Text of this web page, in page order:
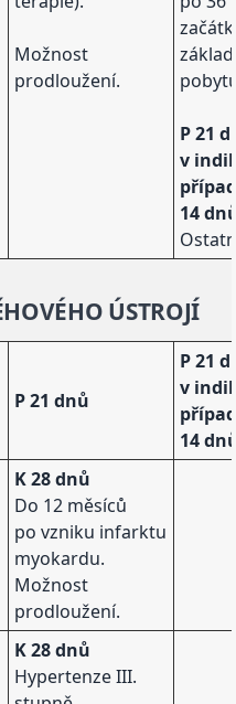
Možnost
prodloužení.
P 21
v
14
ÚSTROJÍ
P 21 dnů
P 21
v
14
K 28 dnů
Do 12 měsíců
po vzniku infarktu
myokardu.
Možnost
prodloužení.
K 28 dnů
Hypertenze III.